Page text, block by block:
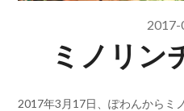
ミノリン
2017年3月17日、ぽわんからミ